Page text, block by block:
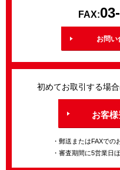
FAX:
お問い
初めてお取引する場
お客
・郵送またはFAXでの
・審査期間に5営業日